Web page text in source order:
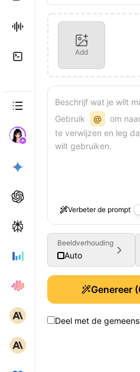
Add
Beschrijf wat je wilt
Gebruik
@
om
te verwijzen en leg
wilt gebruiken.
Verbeter de prompt
Beeldverhouding
Auto
Genereer(
Deel met de